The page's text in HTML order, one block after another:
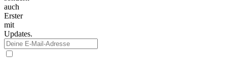
auch
Erster
mit
Updates.